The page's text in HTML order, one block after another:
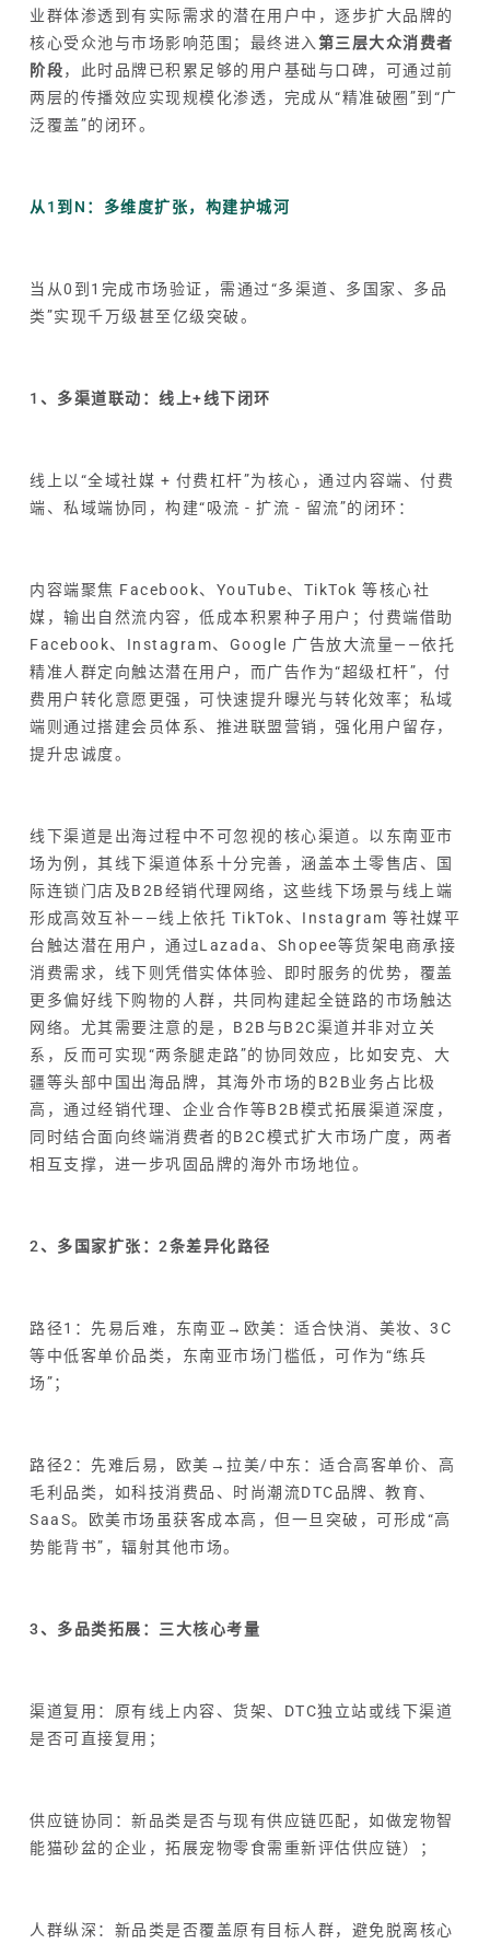
业群体渗透到有实际需求的潜在用户中，逐步扩大品牌的
核心受众池与市场影响范围；最终进入 第三层大众消费者
阶段，此时品牌已积累足够的用户基础与口碑，可通过前
两层的传播效应实现规模化渗透，完成从“精准破圈”到“广
泛覆盖”的闭环。
从1到N：多维度扩张，构建护城河
当从0到1完成市场验证，需通过“多渠道、多国家、多品
类”实现千万级甚至亿级突破。
1、多渠道联动：线上+线下闭环
线上以“全域社媒 + 付费杠杆”为核心，通过内容端、付费
端、私域端协同，构建“吸流 - 扩流 - 留流”的闭环：
内容端聚焦 Facebook、YouTube、TikTok 等核心社
媒，输出自然流内容，低成本积累种子用户；付费端借助
Facebook、Instagram、Google 广告放大流量——依托
精准人群定向触达潜在用户，而广告作为“超级杠杆”，付
费用户转化意愿更强，可快速提升曝光与转化效率；私域
端则通过搭建会员体系、推进联盟营销，强化用户留存，
提升忠诚度。
线下渠道是出海过程中不可忽视的核心渠道。以东南亚市
场为例，其线下渠道体系十分完善，涵盖本土零售店、国
际连锁门店及B2B经销代理网络，这些线下场景与线上端
形成高效互补——线上依托 TikTok、Instagram 等社媒平
台触达潜在用户，通过Lazada、Shopee等货架电商承接
消费需求，线下则凭借实体体验、即时服务的优势，覆盖
更多偏好线下购物的人群，共同构建起全链路的市场触达
网络。尤其需要注意的是，B2B与B2C渠道并非对立关
系，反而可实现“两条腿走路”的协同效应，比如安克、大
疆等头部中国出海品牌，其海外市场的B2B业务占比极
高，通过经销代理、企业合作等B2B模式拓展渠道深度，
同时结合面向终端消费者的B2C模式扩大市场广度，两者
相互支撑，进一步巩固品牌的海外市场地位。
2、多国家扩张：2条差异化路径
路径1：先易后难，东南亚→欧美：适合快消、美妆、3C
等中低客单价品类，东南亚市场门槛低，可作为“练兵
场”；
路径2：先难后易，欧美→拉美/中东：适合高客单价、高
毛利品类，如科技消费品、时尚潮流DTC品牌、教育、
SaaS。欧美市场虽获客成本高，但一旦突破，可形成“高
势能背书”，辐射其他市场。
3、多品类拓展：三大核心考量
渠道复用：原有线上内容、货架、DTC独立站或线下渠道
是否可直接复用；
供应链协同：新品类是否与现有供应链匹配，如做宠物智
能猫砂盆的企业，拓展宠物零食需重新评估供应链）；
人群纵深：新品类是否覆盖原有目标人群，避免脱离核心